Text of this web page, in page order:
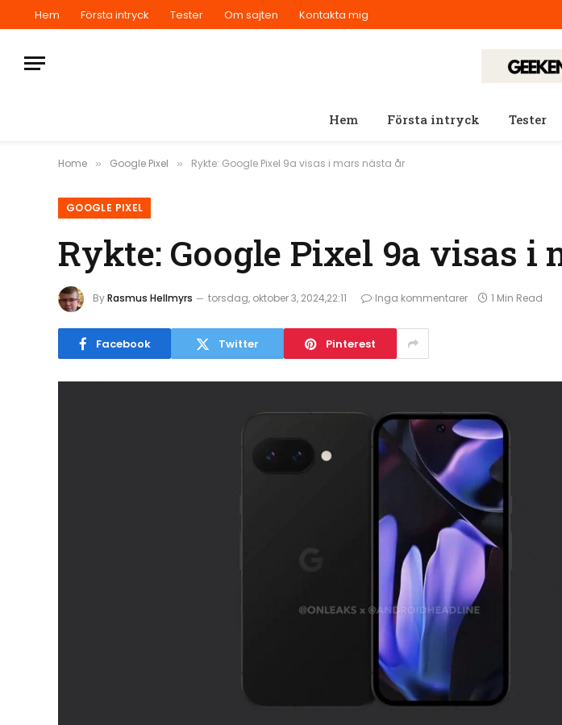
Hem Första intryck Tester Om sajten Kontakta mig
Hem Första intryck Tester
Home » Google Pixel » Rykte: Google Pixel 9a visas i mars nästa år
GOOGLE PIXEL
Rykte: Google Pixel 9a visas i
ByRasmus Hellmyrs torsdag, oktober 3, 2024,22:11 Inga kommentarer 1 Min Read
Facebook Twitter Pinterest